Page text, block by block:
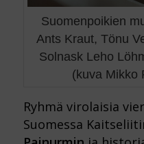
Suomenpoikien
Ants Kraut, Tönu
Solnask Leho
(kuva Mikko
Ryhmä virolaisia
Suomessa